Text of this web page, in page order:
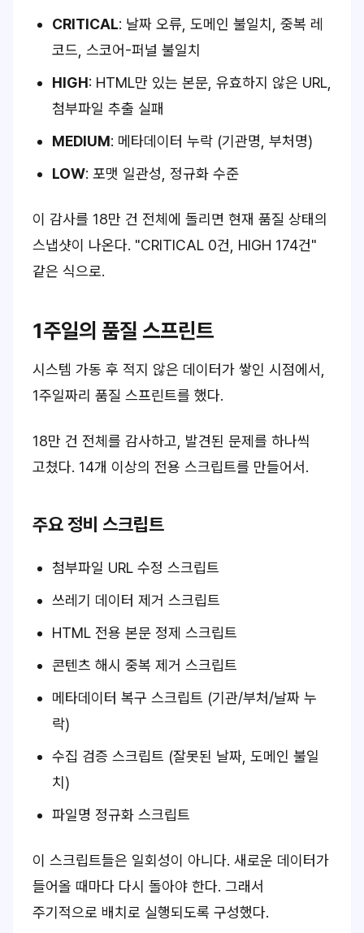
CRITICAL: 날짜 오류, 도메인 불일치, 중복 레
코드, 스코어-퍼널 불일치
HIGH: HTML만 있는 본문, 유효하지 않은 URL,
첨부파일 추출 실패
MEDIUM: 메타데이터 누락 (기관명, 부처명)
LOW: 포맷 일관성, 정규화 수준
이 감사를 18만 건 전체에 돌리면 현재 품질 상태의
스냅샷이 나온다. "CRITICAL 0건, HIGH 174건"
같은 식으로.
1주일의 품질 스프린트
시스템 가동 후 적지 않은 데이터가 쌓인 시점에서,
1주일짜리 품질 스프린트를 했다.
18만 건 전체를 감사하고, 발견된 문제를 하나씩
고쳤다. 14개 이상의 전용 스크립트를 만들어서.
주요 정비 스크립트
첨부파일 URL 수정 스크립트
쓰레기 데이터 제거 스크립트
HTML 전용 본문 정제 스크립트
콘텐츠 해시 중복 제거 스크립트
메타데이터 복구 스크립트 (기관/부처/날짜 누
락)
수집 검증 스크립트 (잘못된 날짜, 도메인 불일
치)
파일명 정규화 스크립트
이 스크립트들은 일회성이 아니다. 새로운 데이터가
들어올 때마다 다시 돌아야 한다. 그래서
주기적으로 배치로 실행되도록 구성했다.